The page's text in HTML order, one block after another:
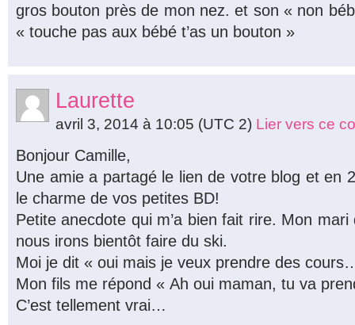
gros bouton près de mon nez. et son « non
« touche pas aux bébé t’as un bouton »
Laurette
avril 3, 2014 à 10:05 (UTC 2) Lier vers ce
Bonjour Camille,
Une amie a partagé le lien de votre blog et en
le charme de vos petites BD!
Petite anecdote qui m’a bien fait rire. Mon
nous irons bientôt faire du ski.
Moi je dit « oui mais je veux prendre des
Mon fils me répond « Ah oui maman, tu va
C’est tellement vrai…